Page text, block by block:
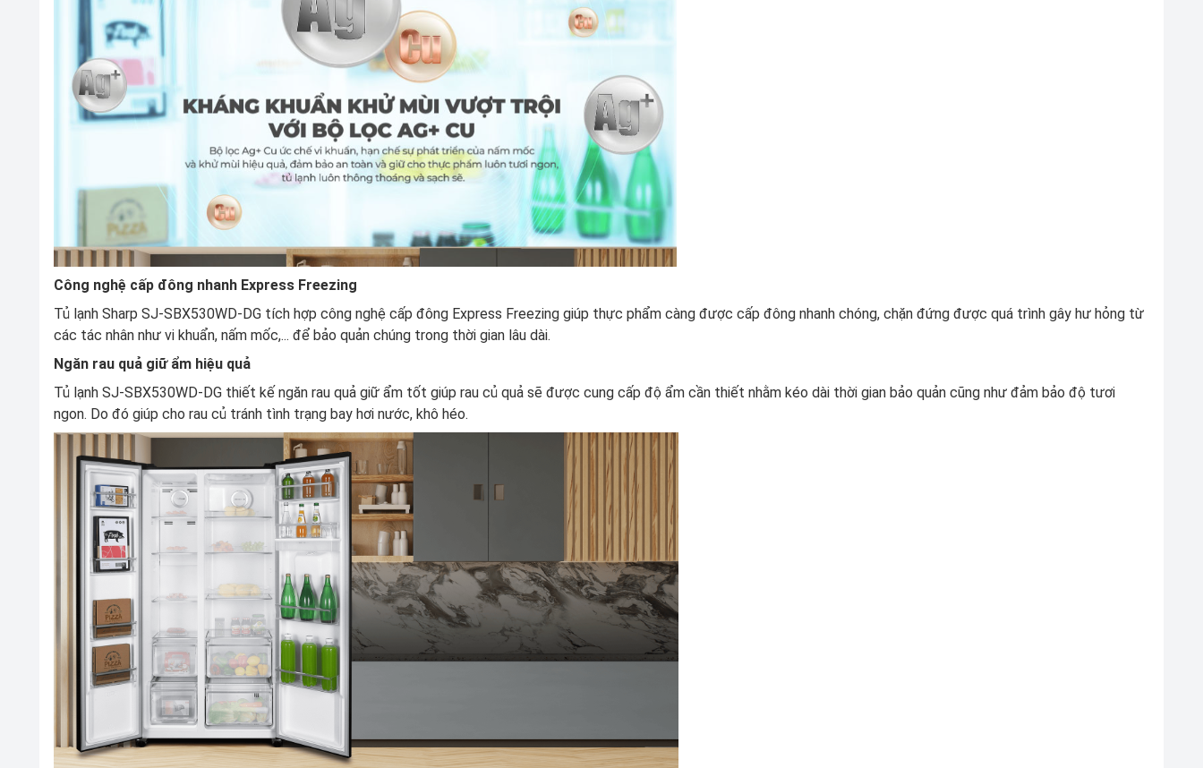
Công nghệ cấp đông nhanh Express Freezing
Tủ lạnh Sharp SJ-SBX530WD-DG tích hợp công nghệ cấp đông Express Freezing giúp thực phẩm càng được cấp đông nhanh chóng, chặn đứng được quá trình gây hư hỏng từ
các tác nhân như vi khuẩn, nấm mốc,... để bảo quản chúng trong thời gian lâu dài.
Ngăn rau quả giữ ẩm hiệu quả
Tủ lạnh SJ-SBX530WD-DG thiết kế ngăn rau quả giữ ẩm tốt giúp rau củ quả sẽ được cung cấp độ ẩm cần thiết nhằm kéo dài thời gian bảo quản cũng như đảm bảo độ tươi
ngon. Do đó giúp cho rau củ tránh tình trạng bay hơi nước, khô héo.